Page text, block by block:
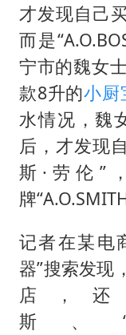
才发现自己
而是
宁市的魏女
款8升的小厨
水情况，魏
后，才发现
斯·劳伦”
牌
记者在某电
器”搜索发现
店，还
斯、